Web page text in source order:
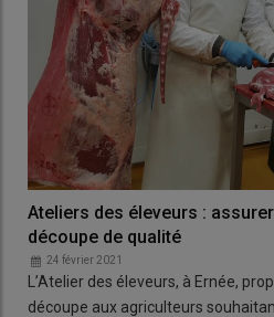
Ateliers des éleveurs :
découpe de qualité
24 février 2021
L’Atelier des éleveurs, à Ernée,
découpe aux agriculteurs